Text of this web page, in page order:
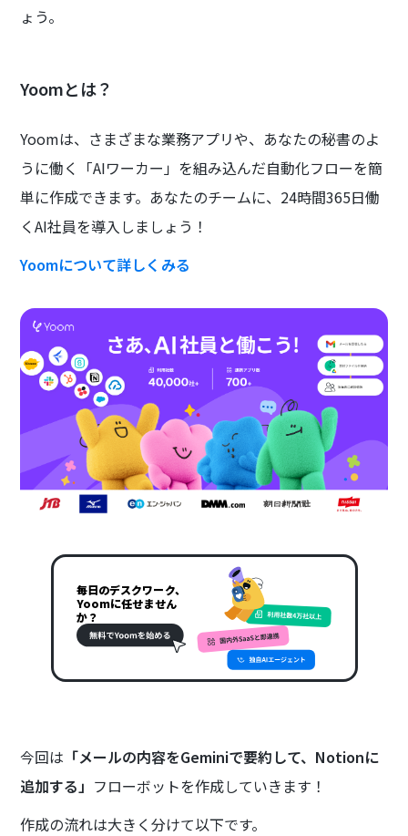
ょう。
Yoomとは？
Yoomは、さまざまな業務アプリや、あなたの秘書のよ
うに働く「AIワーカー」を組み込んだ自動化フローを簡
単に作成できます。あなたのチームに、24時間365日働
くAI社員を導入しましょう！
Yoomについて詳しくみる
毎日のデスクワーク、
Yoomに任せません
か？
今回は 「メールの内容をGeminiで要約して、Notionに
追加する」 フローボットを作成していきます！
作成の流れは大きく分けて以下です。